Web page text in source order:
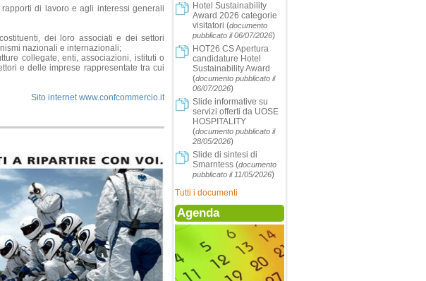
di lavoro e agli interessi generali
dei loro associati e dei settori
nazionali e internazionali;
collegate, enti, associazioni, istituti o
e delle imprese rappresentate tra cui
Sito internetwww.confcommercio.it
Hotel Sustainability
Award 2026 categorie
visitatori (documento
pubblicato il 06/07/2026)
HOT26 CS Apertura
candidature Hotel
Sustainability Award
(documento pubblicato il
06/07/2026)
Slide informative su
servizi offerti da UOSE
HOSPITALITY
(documento pubblicato il
28/05/2026)
Slide di sintesi di
Smarntess (documento
pubblicato il 11/05/2026)
Tutti i documenti
Agenda